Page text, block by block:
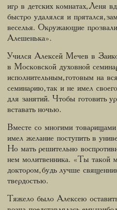
игр в детских комнатах, Леня
быстро удалялся и прятался,
веселья. Окружающие
Алешенька».
Учился Алексей Мечев в
в Московской духовной
исполнительным, готовым на
семинарию, так и не имел
для занятий. Чтобы готовить
вставать ночью.
Вместе со многими
имел желание поступить в
Но мать решительно
нем молитвенника. «Ты такой
доктором, будь лучше
твердостью.
Тяжело было Алексею